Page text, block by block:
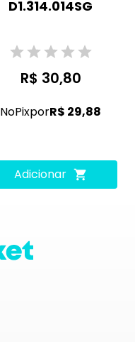
D1.314.014SG
R$ 30,80
NoPixporR$ 29,88
Adicionar